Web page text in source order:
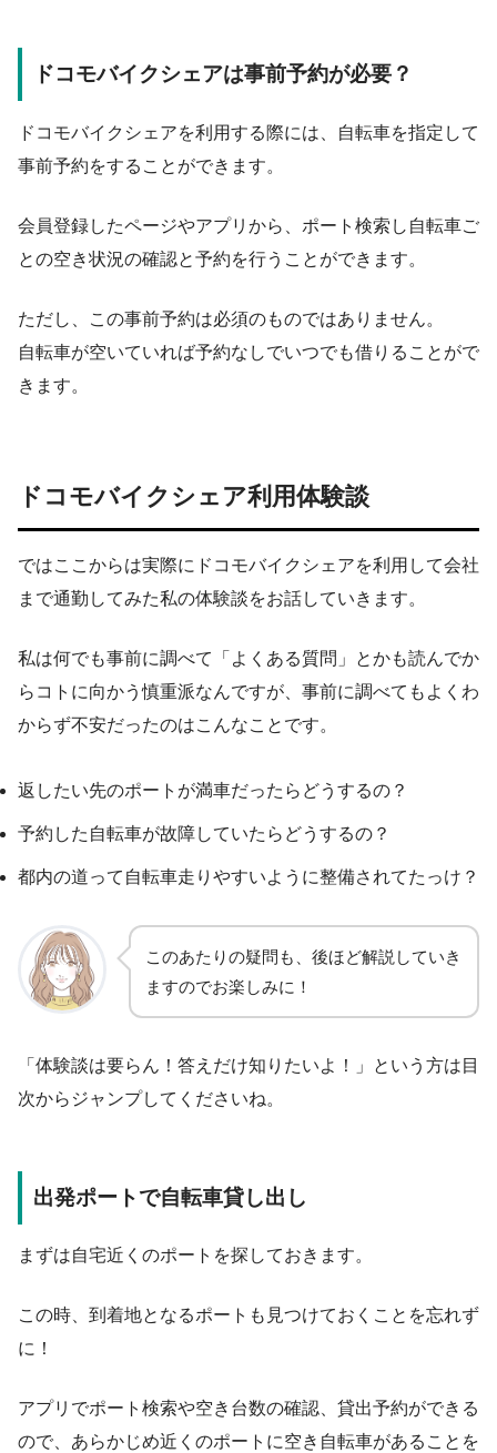
ドコモバイクシェアは事前予約が必要？
ドコモバイクシェアを利用する際には、自転車を指定して
事前予約をすることができます。
会員登録したページやアプリから、ポート検索し自転車ご
との空き状況の確認と予約を行うことができます。
ただし、この事前予約は必須のものではありません。
自転車が空いていれば予約なしでいつでも借りることがで
きます。
ドコモバイクシェア利用体験談
ではここからは実際にドコモバイクシェアを利用して会社
まで通勤してみた私の体験談をお話していきます。
私は何でも事前に調べて「よくある質問」とかも読んでか
らコトに向かう慎重派なんですが、事前に調べてもよくわ
からず不安だったのはこんなことです。
返したい先のポートが満車だったらどうするの？
予約した自転車が故障していたらどうするの？
都内の道って自転車走りやすいように整備されてたっけ？
このあたりの疑問も、後ほど解説していき
ますのでお楽しみに！
「体験談は要らん！答えだけ知りたいよ！」という方は目
次からジャンプしてくださいね。
出発ポートで自転車貸し出し
まずは自宅近くのポートを探しておきます。
この時、到着地となるポートも見つけておくことを忘れず
に！
アプリでポート検索や空き台数の確認、貸出予約ができる
ので、あらかじめ近くのポートに空き自転車があることを